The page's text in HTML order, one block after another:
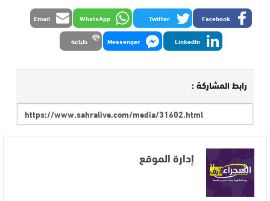
Facebook
Twitter
WhatsApp
Email
LinkedIn
Messenger طباعة
رابط المشاركة :
إدارة الموقع